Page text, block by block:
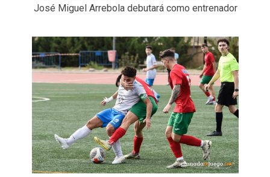
José Miguel Arrebola debutará como entrenador